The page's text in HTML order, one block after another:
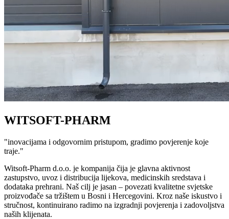
WITSOFT-PHARM
"inovacijama i odgovornim pristupom, gradimo povjerenje koje
traje."
Witsoft-Pharm d.o.o. je kompanija čija je glavna aktivnost
zastupstvo, uvoz i distribucija lijekova, medicinskih sredstava i
dodataka prehrani. Naš cilj je jasan – povezati kvalitetne svjetske
proizvođače sa tržištem u Bosni i Hercegovini. Kroz naše iskustvo i
stručnost, kontinuirano radimo na izgradnji povjerenja i zadovoljstva
naših klijenata.